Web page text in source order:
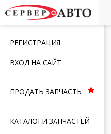
Меню
РЕГИСТРАЦИЯ
ВХОД НА САЙТ
ПРОДАТЬ ЗАПЧАСТЬ
КАТАЛОГИ ЗАПЧАСТЕЙ